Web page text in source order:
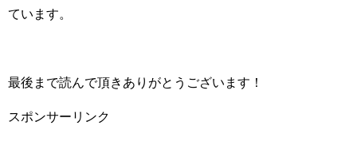
ています。
最後まで読んで頂きありがとうございます！
スポンサーリンク